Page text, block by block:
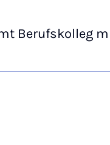
Berufskolleg